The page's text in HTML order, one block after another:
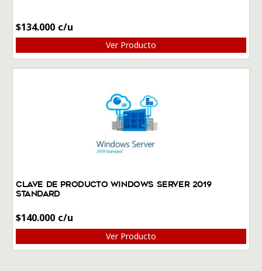
$134.000
Ver Producto
Clave de producto Windows Server 2019
Standard
$140.000
Ver Producto